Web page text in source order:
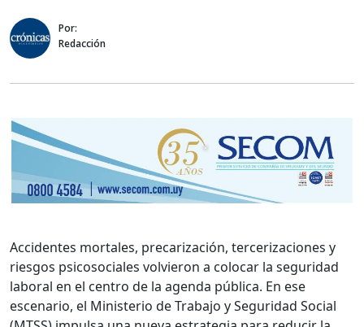
Por:
Redacción
Accidentes mortales, precarización, tercerizaciones y
riesgos psicosociales volvieron a colocar la seguridad
laboral en el centro de la agenda pública. En ese
escenario, el Ministerio de Trabajo y Seguridad Social